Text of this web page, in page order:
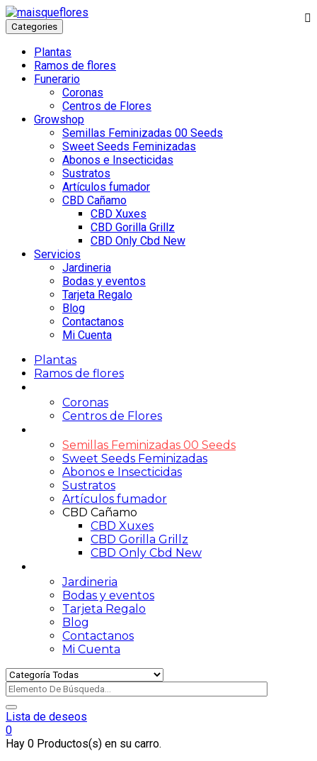
Categories
Plantas
Ramos de flores
Funerario
Coronas
Centros de Flores
Growshop
Semillas Feminizadas 00 Seeds
Sweet Seeds Feminizadas
Abonos e Insecticidas
Sustratos
Artículos fumador
CBD Cañamo
CBD Xuxes
CBD Gorilla Grillz
CBD Only Cbd New
Servicios
Jardineria
Bodas y eventos
Tarjeta Regalo
Blog
Contactanos
Mi Cuenta
Plantas
Ramos de flores
Coronas
Centros de Flores
Semillas Feminizadas 00 Seeds
Sweet Seeds Feminizadas
Abonos e Insecticidas
Sustratos
Artículos fumador
CBD Cañamo
CBD Xuxes
CBD Gorilla Grillz
CBD Only Cbd New
Jardineria
Bodas y eventos
Tarjeta Regalo
Blog
Contactanos
Mi Cuenta
Lista de deseos
0
Hay 0 Productos(s) en su carro.